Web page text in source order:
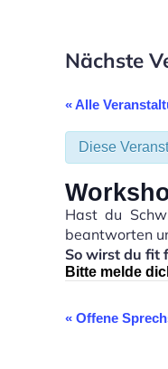
Nächste
« Alle
Diese
Hast du
beantworten
So wirst du fit
Bitte melde
V
« Offene